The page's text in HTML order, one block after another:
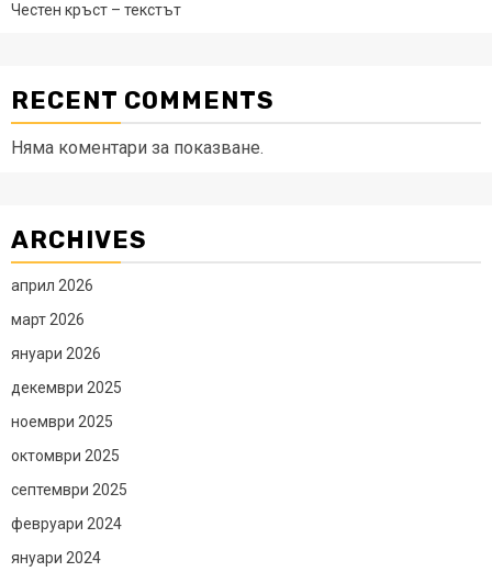
Честен кръст – текстът
RECENT COMMENTS
Няма коментари за показване.
ARCHIVES
април 2026
март 2026
януари 2026
декември 2025
ноември 2025
октомври 2025
септември 2025
февруари 2024
януари 2024